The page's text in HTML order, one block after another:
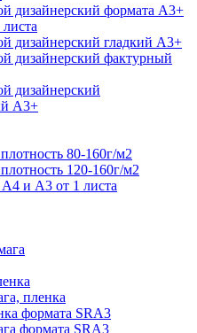
дизайнерский формата А3+
дизайнерский гладкий А3+
дизайнерский фактурный
дизайнерский
А3+
80-160г/м2
120-160г/м2
и А3 от 1 листа
пленка
формата SRА3
формата SRА3